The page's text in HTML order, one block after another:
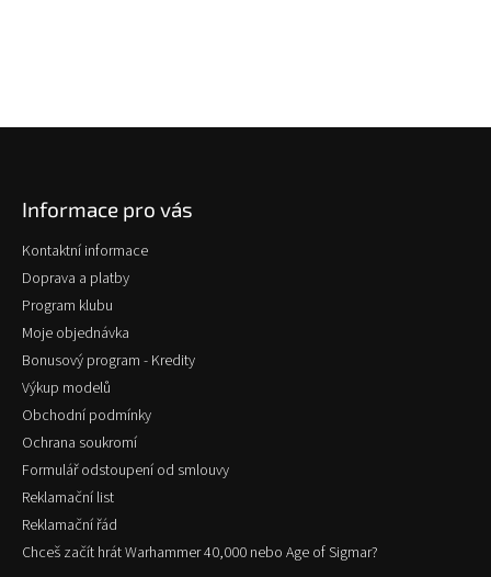
Informace pro vás
Kontaktní informace
Doprava a platby
Program klubu
Moje objednávka
Bonusový program - Kredity
Výkup modelů
Obchodní podmínky
Ochrana soukromí
Formulář odstoupení od smlouvy
Reklamační list
Reklamační řád
Chceš začít hrát Warhammer 40,000 nebo Age of Sigmar?